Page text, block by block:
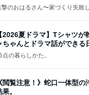
撃のおはるさん〜家づくり失敗
【2026夏ドラマ】Tシャツが
ちゃんとドラマ話ができる
！
点の暮らしかた。
《閲覧注意！》蛇口一体型の
。